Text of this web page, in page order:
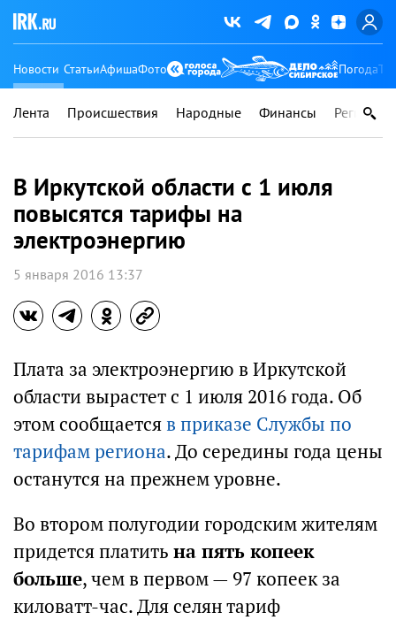
Новости СтатьиАфишаФото Погода
Лента Происшествия Народные Финансы Регионы
В Иркутской области с 1 июля
повысятся тарифы на
электроэнергию
5 января 2016 13:37
Плата за электроэнергию в Иркутской
области вырастет с 1 июля 2016 года. Об
этом сообщаетсяв приказе Службы по
тарифам региона. До середины года цены
останутся на прежнем уровне.
Во втором полугодии городским жителям
придется платить на пять копеек
больше, чем в первом — 97 копеек за
киловатт-час. Для селян тариф